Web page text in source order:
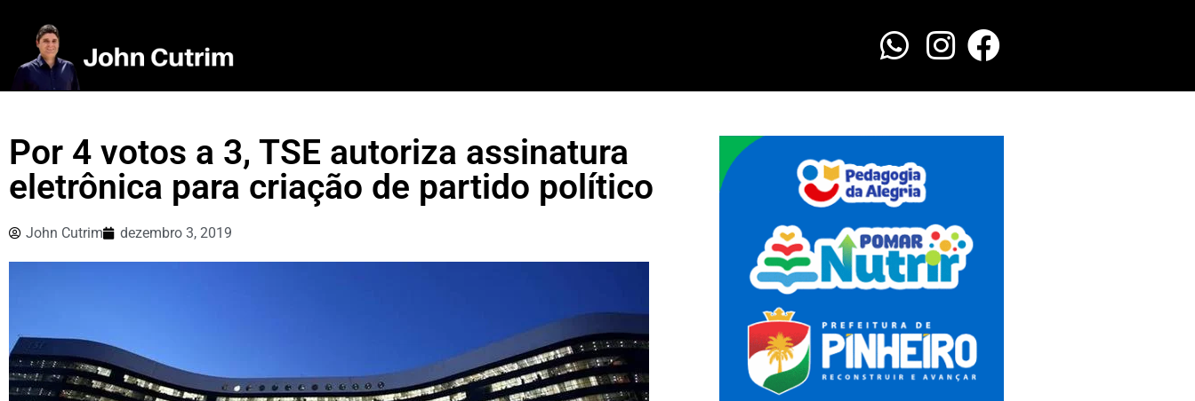
Por 4 votos a 3, TSE autoriza assinatura
eletrônica para criação de partido político
John Cutrim dezembro 3, 2019